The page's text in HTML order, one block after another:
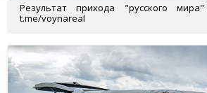
Результат прихода "русского
t.me/voynareal